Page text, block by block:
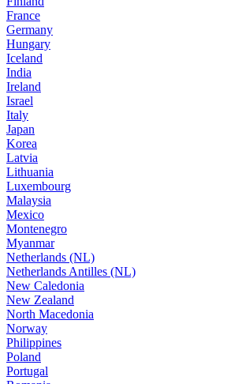
France
Germany
Hungary
Iceland
India
Ireland
Israel
Italy
Japan
Korea
Latvia
Lithuania
Luxembourg
Malaysia
Mexico
Montenegro
Myanmar
Netherlands (NL)
Netherlands Antilles (NL)
New Caledonia
New Zealand
North Macedonia
Norway
Philippines
Poland
Portugal